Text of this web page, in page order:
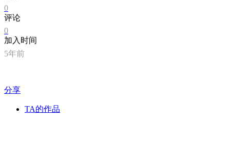
0
评论
0
加入时间
5年前
分享
TA的作品